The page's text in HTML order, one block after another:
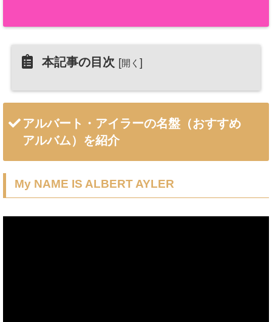
本記事の目次 [開く ]
アルバート・アイラーの名盤（おすすめ
アルバム）を紹介
My NAME IS ALBERT AYLER